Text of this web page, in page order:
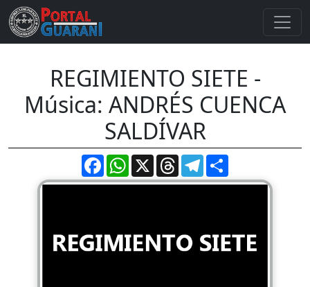
REGIMIENTO SIETE -
Música: ANDRÉS CUENCA
SALDÍVAR
FacebookWhatsApp
X ThreadsTelegram